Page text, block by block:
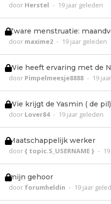
door Herstel - 19 jaar geleden
Zware menstruatie:
door maxime2 - 19 jaar geleden
Wie heeft ervaring met de
door Pimpelmeesje8888 - 19
Wie krijgt de Yasmin ( de
door Lover84 - 19 jaar geleden
Maatschappelijk werker
door{ topic.S_USERNAME } -
mijn gehoor
door forumheldin - 19 jaar